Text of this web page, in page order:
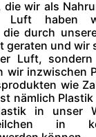
die wir als
haben
die durch
geraten und wir
Luft,
wir inzwischen
wie
nämlich
in unser
in